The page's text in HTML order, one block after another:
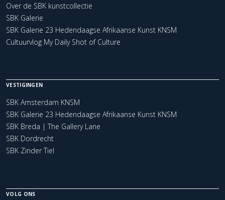
Over de SBK kunstcollectie
SBK Galerie
SBK Galerie 23 Hedendaagse Afrikaanse Kunst KNSM
Cultuurvlog My Daily Shot of Culture
VESTIGINGEN
SBK Amsterdam KNSM
SBK Galerie 23 Hedendaagse Afrikaanse Kunst KNSM
SBK Breda | The Gallery Lane
SBK Dordrecht
SBK Zinder Tiel
VOLG ONS